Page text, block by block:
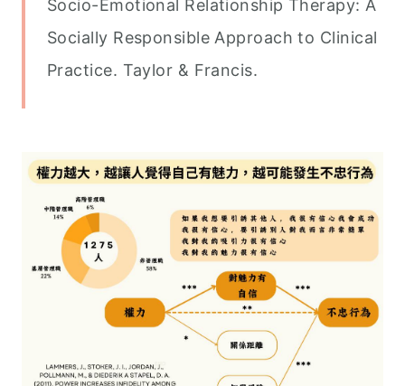
Socio-Emotional Relationship Therapy: A
Socially Responsible Approach to Clinical
Practice. Taylor & Francis.